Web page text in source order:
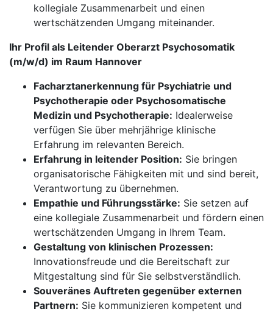
kollegiale Zusammenarbeit und einen
wertschätzenden Umgang miteinander.
Ihr Profil als Leitender Oberarzt Psychosomatik
(m/w/d) im Raum Hannover
Facharztanerkennung für Psychiatrie und
Psychotherapie oder Psychosomatische
Medizin und Psychotherapie: Idealerweise
verfügen Sie über mehrjährige klinische
Erfahrung im relevanten Bereich.
Erfahrung in leitender Position: Sie bringen
organisatorische Fähigkeiten mit und sind bereit,
Verantwortung zu übernehmen.
Empathie und Führungsstärke: Sie setzen auf
eine kollegiale Zusammenarbeit und fördern einen
wertschätzenden Umgang in Ihrem Team.
Gestaltung von klinischen Prozessen:
Innovationsfreude und die Bereitschaft zur
Mitgestaltung sind für Sie selbstverständlich.
Souveränes Auftreten gegenüber externen
Partnern: Sie kommunizieren kompetent und